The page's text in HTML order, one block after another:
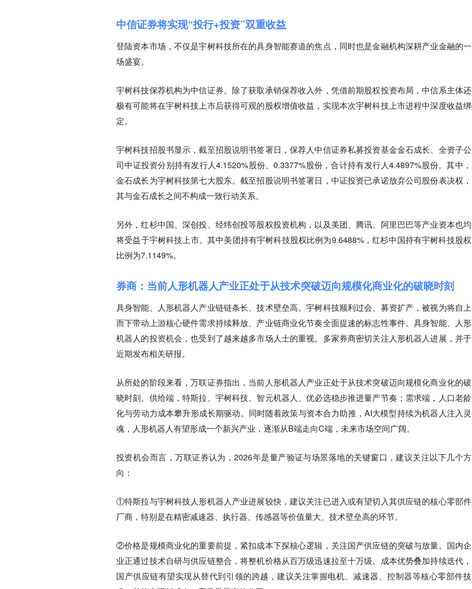
中信证券将实现“投行+投资”双重收益
登陆资本市场，不仅是宇树科技所在的具身智能赛道的焦点，同时也是金融机构深耕产业金融的一
场盛宴。
宇树科技保荐机构为中信证券。除了获取承销保荐收入外，凭借前期股权投资布局，中信系主体还
极有可能将在宇树科技上市后获得可观的股权增值收益，实现本次宇树科技上市进程中深度收益绑
定。
宇树科技招股书显示，截至招股说明书签署日，保荐人中信证券私募投资基金金石成长、全资子公
司中证投资分别持有发行人4.1520%股份、0.3377%股份，合计持有发行人4.4897%股份。其中，
金石成长为宇树科技第七大股东。截至招股说明书签署日，中证投资已承诺放弃公司股份表决权，
其与金石成长之间不构成一致行动关系。
另外，红杉中国、深创投、经纬创投等股权投资机构，以及美团、腾讯、阿里巴巴等产业资本也均
将受益于宇树科技上市。其中美团持有宇树科技股权比例为9.6488%，红杉中国持有宇树科技股权
比例为7.1149%。
券商：当前人形机器人产业正处于从技术突破迈向规模化商业化的破晓时刻
具身智能、人形机器人产业链链条长、技术壁垒高。宇树科技顺利过会、募资扩产，被视为将自上
而下带动上游核心硬件需求持续释放、产业链商业化节奏全面提速的标志性事件。具身智能、人形
机器人的投资机会，也受到了越来越多市场人士的重视。多家券商密切关注人形机器人进展，并于
近期发布相关研报。
从所处的阶段来看，万联证券指出，当前人形机器人产业正处于从技术突破迈向规模化商业化的破
晓时刻。供给端，特斯拉、宇树科技、智元机器人、优必选稳步推进量产节奏；需求端，人口老龄
化与劳动力成本攀升形成长期驱动。同时随着政策与资本合力助推，AI大模型持续为机器人注入灵
魂，人形机器人有望形成一个新兴产业，逐渐从B端走向C端，未来市场空间广阔。
投资机会而言，万联证券认为 ，2026年是量产验证与场景落地的关键窗口，建议关注以下几个方
向：
①特斯拉与宇树科技人形机器人产业进展较快，建议关注已进入或有望切入其供应链的核心零部件
厂商，特别是在精密减速器、执行器、传感器等价值量大、技术壁垒高的环节。
②价格是规模商业化的重要前提，紧扣成本下探核心逻辑，关注国产供应链的突破与放量。国内企
业正通过技术自研与供应链整合，将整机价格从百万级迅速拉至十万级。成本优势叠加持续迭代，
国产供应链有望实现从替代到引领的跨越，建议关注掌握电机、减速器、控制器等核心零部件技